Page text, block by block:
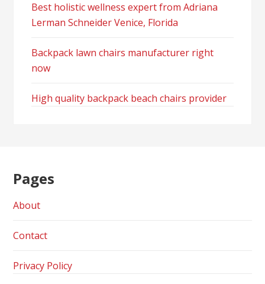
Best holistic wellness expert from Adriana
Lerman Schneider Venice, Florida
Backpack lawn chairs manufacturer right
now
High quality backpack beach chairs provider
Pages
About
Contact
Privacy Policy